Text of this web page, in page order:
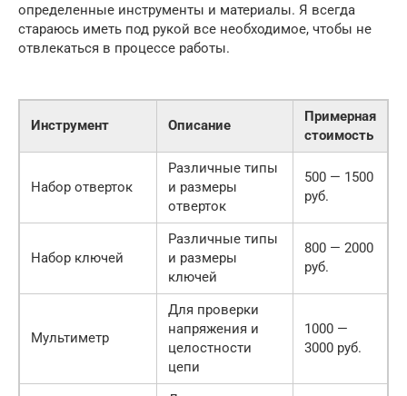
определенные инструменты и материалы. Я всегда
стараюсь иметь под рукой все необходимое, чтобы не
отвлекаться в процессе работы.
Инструмент Описание
Примерная
стоимость
Набор отверток
Различные типы
и размеры
отверток
500 — 1500
руб.
Набор ключей
Различные типы
и размеры
ключей
800 — 2000
руб.
Мультиметр
Для проверки
напряжения и
целостности
цепи
1000 —
3000 руб.